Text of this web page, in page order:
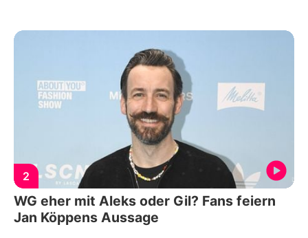
2
WG eher mit Aleks oder Gil? Fans feiern
Jan Köppens Aussage